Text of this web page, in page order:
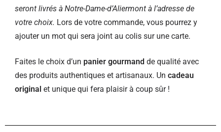
seront livrés à Notre-Dame-d’Aliermont à l’adresse de
votre choix. Lors de votre commande, vous pourrez y
ajouter un mot qui sera joint au colis sur une carte.
Faites le choix d’un panier gourmand de qualité avec
des produits authentiques et artisanaux. Un cadeau
original et unique qui fera plaisir à coup sûr !